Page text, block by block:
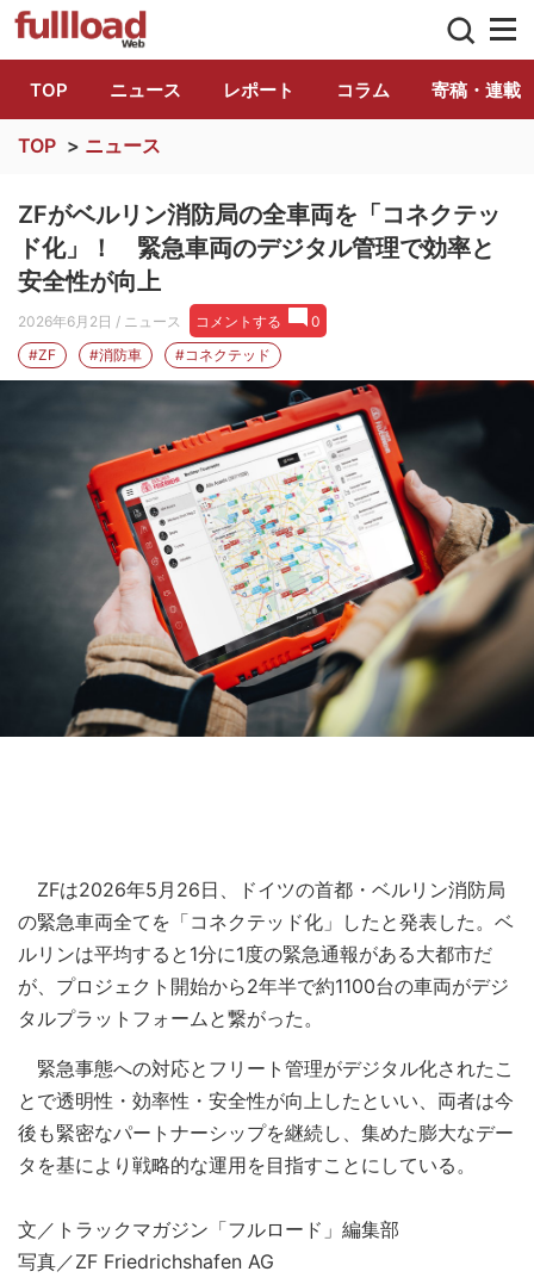
トラック総合情報誌「フルロード」公式
TOP ニュース レポート コラム 寄稿・連載
TOP > ニュース
ZFがベルリン消防局の全車両を「コネクテッ
ド化」！ 緊急車両のデジタル管理で効率と
安全性が向上
2026年6月2日 / ニュース コメントする
0
#ZF
#消防車 #コネクテッド
ZFは2026年5月26日、ドイツの首都・ベルリン消防局
の緊急車両全てを「コネクテッド化」したと発表した。ベ
ルリンは平均すると1分に1度の緊急通報がある大都市だ
が、プロジェクト開始から2年半で約1100台の車両がデジ
タルプラットフォームと繋がった。
緊急事態への対応とフリート管理がデジタル化されたこ
とで透明性・効率性・安全性が向上したといい、両者は今
後も緊密なパートナーシップを継続し、集めた膨大なデー
タを基により戦略的な運用を目指すことにしている。
文／トラックマガジン「フルロード」編集部
写真／ZF Friedrichshafen AG